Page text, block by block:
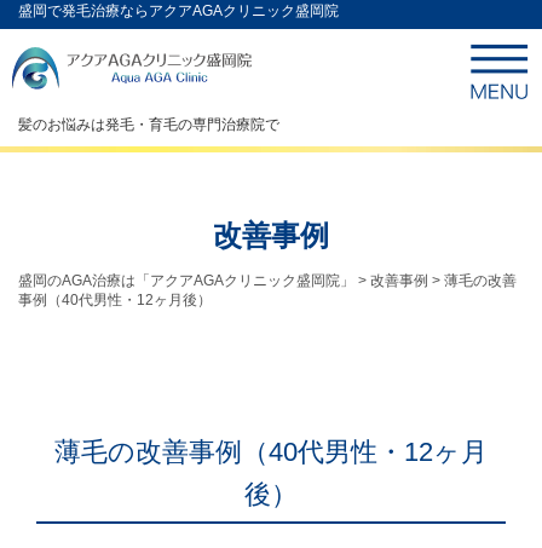
盛岡で発毛治療ならアクアAGAクリニック盛岡院
髪のお悩みは発毛・育毛の専門治療院で
改善事例
盛岡のAGA治療は「アクアAGAクリニック盛岡院」 > 改善事例 > 薄毛の改善
事例（40代男性・12ヶ月後）
薄毛の改善事例（40代男性・12ヶ月
後）